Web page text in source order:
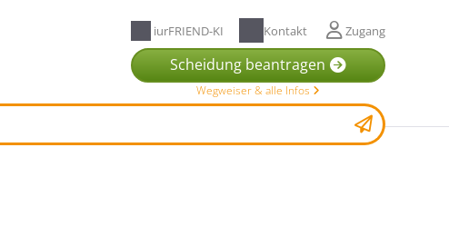
iurFRIEND-KI Kontakt Zugang
Scheidung beantragen
Wegweiser & alle Infos